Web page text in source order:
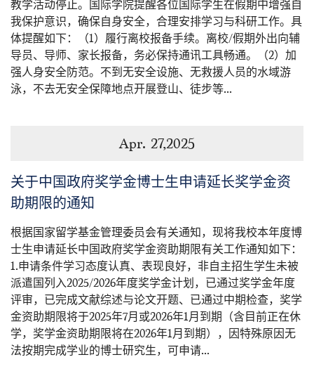
教学活动停止。国际学院提醒各位国际学生在假期中增强自
我保护意识，确保自身安全，合理安排学习与科研工作。具
体提醒如下：（1）履行离校报备手续。离校/假期外出向辅
导员、导师、家长报备，务必保持通讯工具畅通。（2）加
强人身安全防范。不到无安全设施、无救援人员的水域游
泳，不去无安全保障地点开展登山、徒步等...
Apr. 27,2025
关于中国政府奖学金博士生申请延长奖学金资
助期限的通知
根据国家留学基金管理委员会有关通知，现将我校本年度博
士生申请延长中国政府奖学金资助期限有关工作通知如下：
1.申请条件学习态度认真、表现良好，非自主招生学生未被
派遣国列入2025/2026年度奖学金计划，已通过奖学金年度
评审，已完成文献综述与论文开题、已通过中期检查，奖学
金资助期限将于2025年7月或2026年1月到期（含目前正在休
学，奖学金资助期限将在2026年1月到期），因特殊原因无
法按期完成学业的博士研究生，可申请...